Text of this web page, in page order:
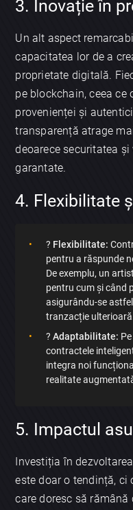
3. Inovație în
Un alt aspect
capacitatea lor de a
proprietate digitală.
pe blockchain, ceea ce
provenienței și
transparență atrage
deoarece securitatea
garantate.
4. Flexibilitate
? Flexibilitate:
pentru a răspunde
De exemplu, un
pentru cum și când
asigurându-se
tranzacție
?Adaptabilitate:
contractele
integra noi
realitate
5. Impactul
Investiția în
este doar o tendință, ci
care doresc să